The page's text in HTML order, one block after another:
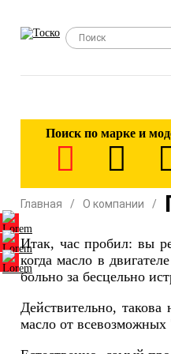
Поиск по марке и
Главная О компании
Итак, час пробил: вы
когда масло в
больно за бесцельно
Действительно,
масло от всевозможных